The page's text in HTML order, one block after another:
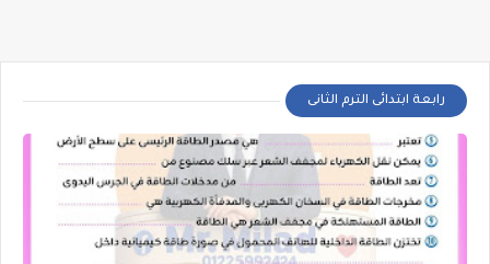
رابعة ابتدائى الترم الثانى